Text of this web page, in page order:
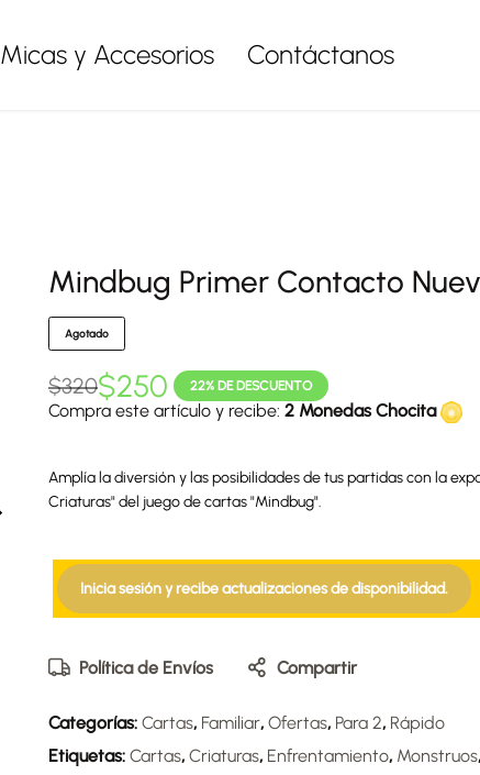
Micas y Accesorios Contáctanos
Mindbug Primer Contacto
Agotado
$320$250 22% DE DESCUENTO
Compra este artículo y recibe: 2 Monedas Chocita
Amplía la diversión y las posibilidades de tus partidas con la
Criaturas" del juego de cartas "Mindbug".
Inicia sesión y recibe actualizaciones de disponibilidad.
Política de Envíos Compartir
Categorías: Cartas, Familiar, Ofertas, Para 2, Rápido
Etiquetas: Cartas, Criaturas, Enfrentamiento, Monstruos,